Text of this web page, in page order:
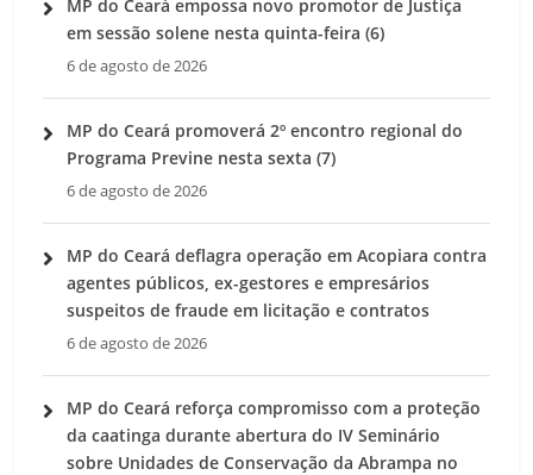
MP do Ceará empossa novo promotor de Justiça
em sessão solene nesta quinta-feira (6)
6 de agosto de 2026
MP do Ceará promoverá 2º encontro regional do
Programa Previne nesta sexta (7)
6 de agosto de 2026
MP do Ceará deflagra operação em Acopiara contra
agentes públicos, ex-gestores e empresários
suspeitos de fraude em licitação e contratos
6 de agosto de 2026
MP do Ceará reforça compromisso com a proteção
da caatinga durante abertura do IV Seminário
sobre Unidades de Conservação da Abrampa no